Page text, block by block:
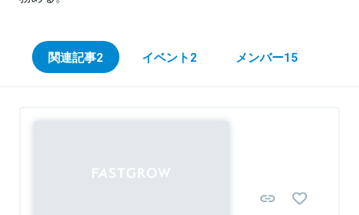
関連記事2 イベント2 メンバー15